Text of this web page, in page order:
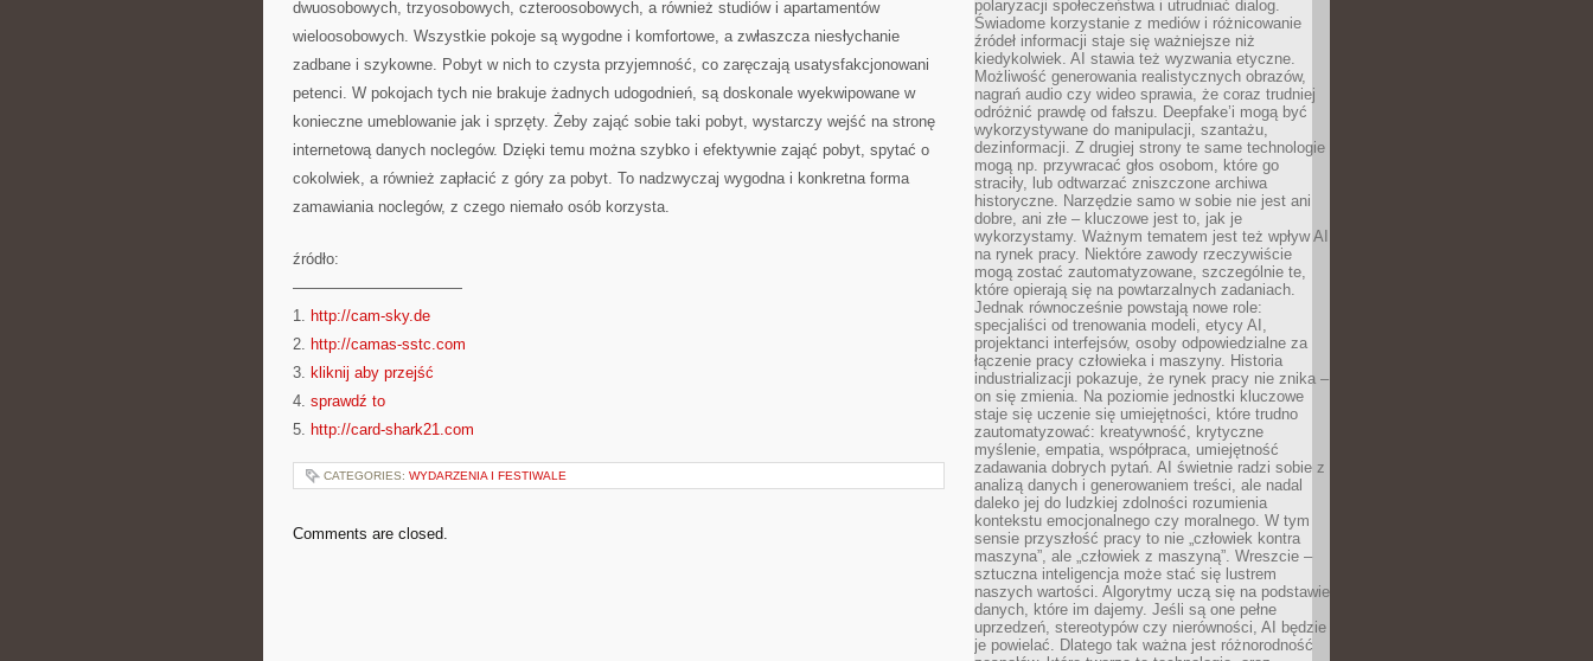
dwuosobowych, trzyosobowych, czteroosobowych, a również studiów i apartamentów
wieloosobowych. Wszystkie pokoje są wygodne i komfortowe, a zwłaszcza niesłychanie
zadbane i szykowne. Pobyt w nich to czysta przyjemność, co zaręczają usatysfakcjonowani
petenci. W pokojach tych nie brakuje żadnych udogodnień, są doskonale wyekwipowane w
konieczne umeblowanie jak i sprzęty. Żeby zająć sobie taki pobyt, wystarczy wejść na stronę
internetową danych noclegów. Dzięki temu można szybko i efektywnie zająć pobyt, spytać o
cokolwiek, a również zapłacić z góry za pobyt. To nadzwyczaj wygodna i konkretna forma
zamawiania noclegów, z czego niemało osób korzysta.
źródło:
———————————
1. http://cam-sky.de
2. http://camas-sstc.com
3. kliknij aby przejść
4. sprawdź to
5. http://card-shark21.com
CATEGORIES: WYDARZENIA I FESTIWALE
Comments are closed.
polaryzacji społeczeństwa i utrudniać dialog.
Świadome korzystanie z mediów i różnicowanie
źródeł informacji staje się ważniejsze niż
kiedykolwiek. AI stawia też wyzwania etyczne.
Możliwość generowania realistycznych obrazów,
nagrań audio czy wideo sprawia, że coraz trudniej
odróżnić prawdę od fałszu. Deepfake’i mogą być
wykorzystywane do manipulacji, szantażu,
dezinformacji. Z drugiej strony te same technologie
mogą np. przywracać głos osobom, które go
straciły, lub odtwarzać zniszczone archiwa
historyczne. Narzędzie samo w sobie nie jest ani
dobre, ani złe – kluczowe jest to, jak je
wykorzystamy. Ważnym tematem jest też wpływ AI
na rynek pracy. Niektóre zawody rzeczywiście
mogą zostać zautomatyzowane, szczególnie te,
które opierają się na powtarzalnych zadaniach.
Jednak równocześnie powstają nowe role:
specjaliści od trenowania modeli, etycy AI,
projektanci interfejsów, osoby odpowiedzialne za
łączenie pracy człowieka i maszyny. Historia
industrializacji pokazuje, że rynek pracy nie znika –
on się zmienia. Na poziomie jednostki kluczowe
staje się uczenie się umiejętności, które trudno
zautomatyzować: kreatywność, krytyczne
myślenie, empatia, współpraca, umiejętność
zadawania dobrych pytań. AI świetnie radzi sobie z
analizą danych i generowaniem treści, ale nadal
daleko jej do ludzkiej zdolności rozumienia
kontekstu emocjonalnego czy moralnego. W tym
sensie przyszłość pracy to nie „człowiek kontra
maszyna”, ale „człowiek z maszyną”. Wreszcie –
sztuczna inteligencja może stać się lustrem
naszych wartości. Algorytmy uczą się na podstawie
danych, które im dajemy. Jeśli są one pełne
uprzedzeń, stereotypów czy nierówności, AI będzie
je powielać. Dlatego tak ważna jest różnorodność